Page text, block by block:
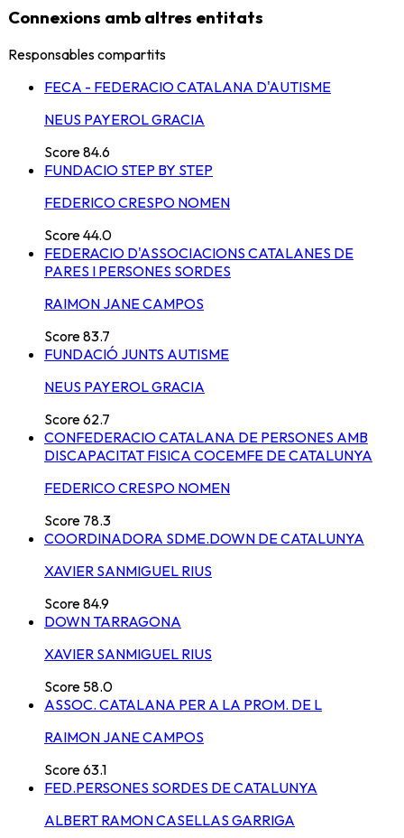
Connexions amb altres entitats
Responsables compartits
FECA - FEDERACIO CATALANA D'AUTISME
NEUS PAYEROL GRACIA
Score84.6
FUNDACIO STEP BY STEP
FEDERICO CRESPO NOMEN
Score44.0
FEDERACIO D'ASSOCIACIONS CATALANES DE
PARES I PERSONES SORDES
RAIMON JANE CAMPOS
Score83.7
FUNDACIÓ JUNTS AUTISME
NEUS PAYEROL GRACIA
Score62.7
CONFEDERACIO CATALANA DE PERSONES AMB
DISCAPACITAT FISICA COCEMFE DE CATALUNYA
FEDERICO CRESPO NOMEN
Score 78.3
COORDINADORA SDME.DOWN DE CATALUNYA
XAVIER SANMIGUEL RIUS
Score84.9
DOWN TARRAGONA
XAVIER SANMIGUEL RIUS
Score 58.0
ASSOC. CATALANA PER A LA PROM. DE L
RAIMON JANE CAMPOS
Score63.1
FED.PERSONES SORDES DE CATALUNYA
ALBERT RAMON CASELLAS GARRIGA